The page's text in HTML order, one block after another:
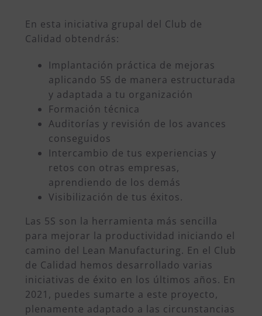
En esta iniciativa grupal del Club de
Calidad obtendrás:
Implantación práctica de mejoras
aplicando 5S de manera estructurada
y adaptada a tu organización
Formación técnica
Auditorías y revisión de los avances
conseguidos
Intercambio de tus experiencias y
retos con otras empresas,
aprendiendo de los demás
Visibilización de tus éxitos.
Las 5S son la herramienta más sencilla
para mejorar la productividad iniciando el
camino del Lean Manufacturing. En el Club
de Calidad hemos desarrollado varias
iniciativas de éxito en los últimos años. En
2021, puedes sumarte a este proyecto,
plenamente adaptado a las circunstancias